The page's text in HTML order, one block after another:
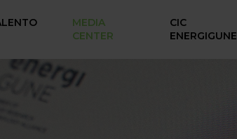
MEDIA
CENTER
CIC
ENERGIGUNE